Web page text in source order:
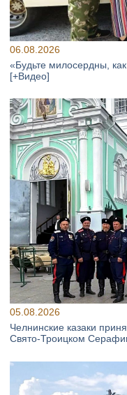
06.08.2026
«Будьте милосердны,
[+Видео]
05.08.2026
Челнинские казаки
Свято‑Троицком